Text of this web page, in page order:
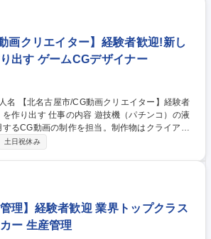
バック（開発・製造部門への連携） 業務内容の
価スタッ
休日121◎残業少なめ
画クリエイター】経験者歓迎!新し
出す ゲームCGデザイナー
技機（パチンコ）の液
るCG動画の制作を担当。制作物はクライアン
、案件獲得に直結するクリエイティブな業務で
には企画やデザインも担当していただき、案件
」を作り出す
土日祝休み
理】経験者歓迎 業界トップクラス
ー 生産管理